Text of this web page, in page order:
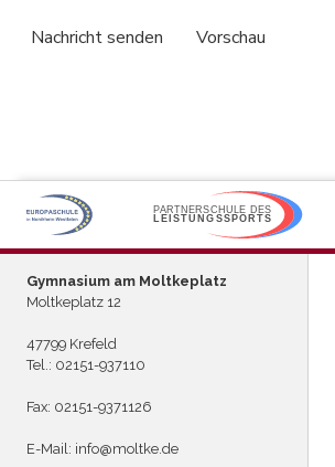
P
ARTNERSCHULE DES
L
EISTUNGSSPORTS
Gymnasium am Moltkeplatz
Moltkeplatz 12
47799 Krefeld
Tel.: 02151-937110
Fax: 02151-9371126
E-Mail: info@moltke.de